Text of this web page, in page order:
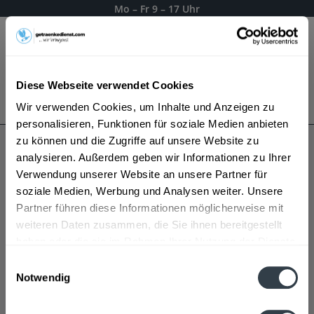
Diese Webseite verwendet Cookies
Wir verwenden Cookies, um Inhalte und Anzeigen zu
personalisieren, Funktionen für soziale Medien anbieten
zu können und die Zugriffe auf unsere Website zu
analysieren. Außerdem geben wir Informationen zu Ihrer
Verwendung unserer Website an unsere Partner für
soziale Medien, Werbung und Analysen weiter. Unsere
Partner führen diese Informationen möglicherweise mit
weiteren Daten zusammen, die Sie ihnen bereitgestellt
Notwendig
Mo – Fr 9 – 17 Uhr
Es gilt unsereDatenschutzerklärung
Gessner